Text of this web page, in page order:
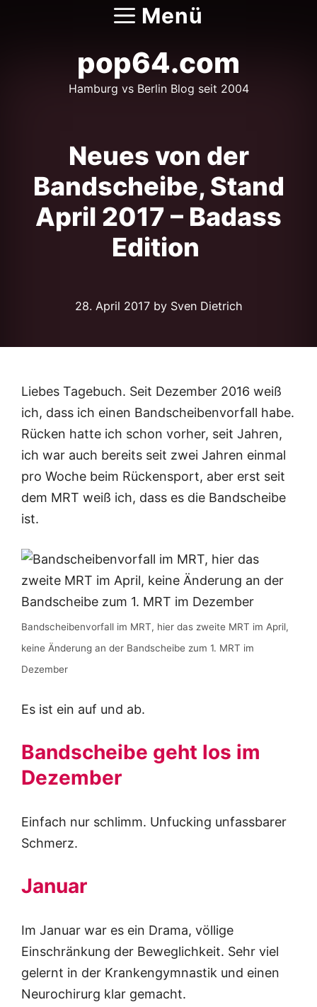
Menü
pop64.com
Hamburg vs Berlin Blog seit 2004
Neues von der
Bandscheibe, Stand
April 2017 – Badass
Edition
28. April 2017by Sven Dietrich
Liebes Tagebuch. Seit Dezember 2016 weiß
ich, dass ich einen Bandscheibenvorfall habe.
Rücken hatte ich schon vorher, seit Jahren,
ich war auch bereits seit zwei Jahren einmal
pro Woche beim Rückensport, aber erst seit
dem MRT weiß ich, dass es die Bandscheibe
ist.
Bandscheibenvorfall im MRT, hier das zweite MRT im April,
keine Änderung an der Bandscheibe zum 1. MRT im
Dezember
Es ist ein auf und ab.
Bandscheibe geht los im
Dezember
Einfach nur schlimm. Unfucking unfassbarer
Schmerz.
Januar
Im Januar war es ein Drama, völlige
Einschränkung der Beweglichkeit. Sehr viel
gelernt in der Krankengymnastik und einen
Neurochirurg klar gemacht.